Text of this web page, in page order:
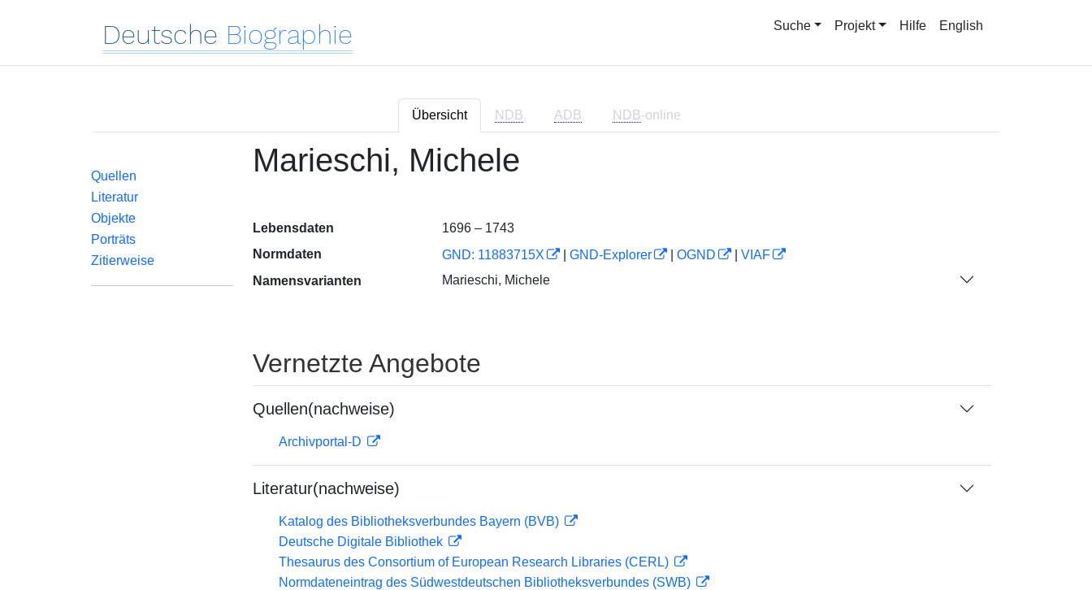
Deutsche Biographie Suche Projekt Hilfe English
Übersicht NDB ADB NDB-online
Quellen
Literatur
Objekte
Porträts
Zitierweise
Marieschi, Michele
Lebensdaten
1696 – 1743
Normdaten
GND: 11883715X GND-Explorer OGND
VIAF
Namensvarianten
Marieschi, Michele
Vernetzte Angebote
Quellen(nachweise)
Archivportal-D
Literatur(nachweise)
Katalog des Bibliotheksverbundes Bayern (BVB)
Deutsche Digitale Bibliothek
Thesaurus des Consortium of European Research Libraries (CERL)
Normdateneintrag des Südwestdeutschen Bibliotheksverbundes (SWB)